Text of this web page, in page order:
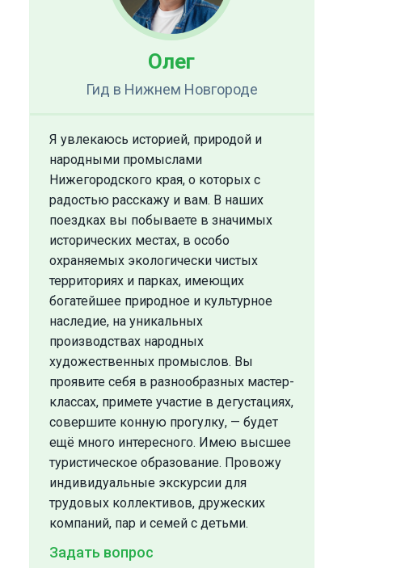
Олег
Гид в Нижнем Новгороде
Я увлекаюсь историей, природой и
народными промыслами
Нижегородского края, о которых с
радостью расскажу и вам. В наших
поездках вы побываете в значимых
исторических местах, в особо
охраняемых экологически чистых
территориях и парках, имеющих
богатейшее природное и культурное
наследие, на уникальных
производствах народных
художественных промыслов. Вы
проявите себя в разнообразных мастер-
классах, примете участие в дегустациях,
совершите конную прогулку, — будет
ещё много интересного. Имею высшее
туристическое образование. Провожу
индивидуальные экскурсии для
трудовых коллективов, дружеских
компаний, пар и семей с детьми.
Задать вопрос